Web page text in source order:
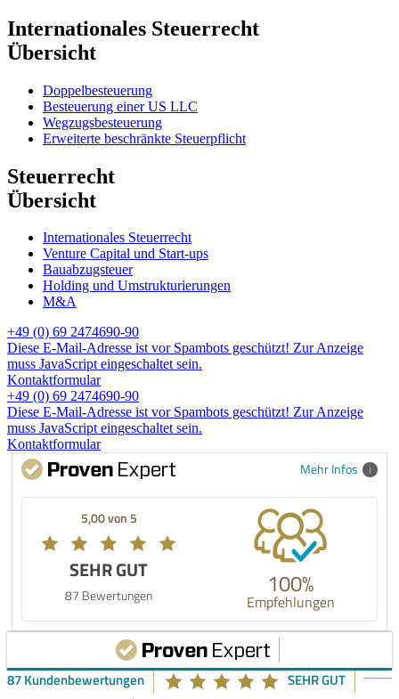
Internationales Steuerrecht
Übersicht
Doppelbesteuerung
Besteuerung einer US LLC
Wegzugsbesteuerung
Erweiterte beschränkte Steuerpflicht
Steuerrecht
Übersicht
Internationales Steuerrecht
Venture Capital und Start-ups
Bauabzugsteuer
Holding und Umstrukturierungen
M&A
+49 (0) 69 2474690-90
Diese E-Mail-Adresse ist vor Spambots geschützt! Zur Anzeige
muss JavaScript eingeschaltet sein.
Kontaktformular
+49 (0) 69 2474690-90
Diese E-Mail-Adresse ist vor Spambots geschützt! Zur Anzeige
muss JavaScript eingeschaltet sein.
Kontaktformular
Mehr Infos
5,00 von 5
SEHR GUT
87 Bewertungen 100%
Empfehlungen
87 Kundenbewertungen
SEHR GUT